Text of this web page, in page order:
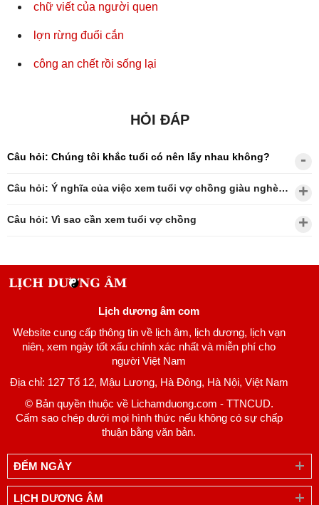
chữ viết của người quen
lợn rừng đuổi cắn
công an chết rồi sống lại
HỎI ĐÁP
Câu hỏi: Chúng tôi khắc tuổi có nên lấy nhau không?
Câu hỏi: Ý nghĩa của việc xem tuổi vợ chồng giàu nghèo?
Câu hỏi: Vì sao cần xem tuổi vợ chồng
Lịch dương âm com
Website cung cấp thông tin về lịch âm, lịch dương, lịch vạn
niên, xem ngày tốt xấu chính xác nhất và miễn phí cho
người Việt Nam
Địa chỉ: 127 Tổ 12, Mậu Lương, Hà Đông, Hà Nội, Việt Nam
© Bản quyền thuộc về Lichamduong.com - TTNCUD.
Cấm sao chép dưới mọi hình thức nếu không có sự chấp
thuận bằng văn bản.
ĐẾM NGÀY
LỊCH DƯƠNG ÂM